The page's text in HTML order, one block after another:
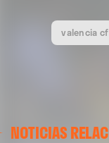
valencia cf
NOTICIAS